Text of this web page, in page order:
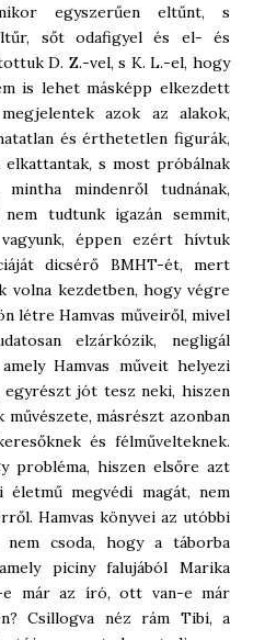
egyszerűen eltűnt, s
sőt odafigyel és el- és
D. Z.-vel, s K. L.-el, hogy
is lehet másképp elkezdett
azok az alakok,
és érthetetlen figurák,
elkattantak, s most próbálnak
mindenről tudnának,
tudtunk igazán semmit,
éppen ezért hívtuk
dicsérő BMHT-ét, mert
volna kezdetben, hogy végre
létre Hamvas műveiről, mivel
elzárkózik, negligál
Hamvas műveit helyezi
jót tesz neki, hiszen
művészete, másrészt azonban
és félművelteknek.
probléma, hiszen elsőre azt
megvédi magát, nem
Hamvas könyvei az utóbbi
nem csoda, hogy a táborba
piciny falujából Marika
e már az író, ott van-e már
Csillogva néz rám Tibi, a